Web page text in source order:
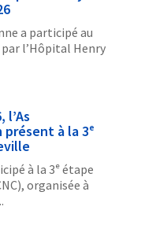
a participé au
l’Hôpital Henry
l’As
à la 3ᵉ
à la 3ᵉ étape
organisée à